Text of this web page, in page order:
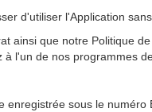
d'utiliser l'Application
ainsi que notre Politique
l'un de nos programmes
enregistrée sous le numéro